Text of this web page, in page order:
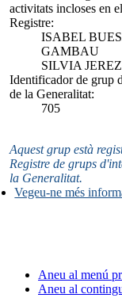
activitats incloses en el
Registre:
ISABEL
GAMBAU
SILVIA
Identificador de grup
de la Generalitat:
705
Aquest grup està
Registre de grups
la Generalitat.
Vegeu-ne més
Aneu al menú
Aneu al